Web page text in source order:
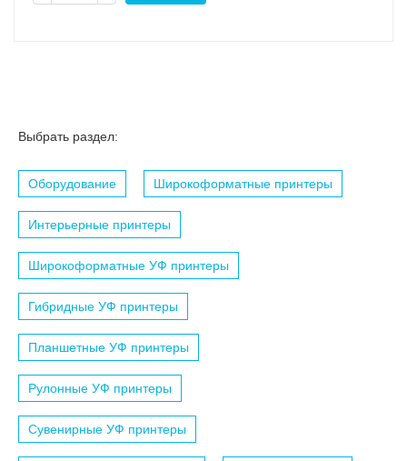
Выбрать раздел:
Оборудование Широкоформатные принтеры
Интерьерные принтеры
Широкоформатные УФ принтеры
Гибридные УФ принтеры
Планшетные УФ принтеры
Рулонные УФ принтеры
Сувенирные УФ принтеры